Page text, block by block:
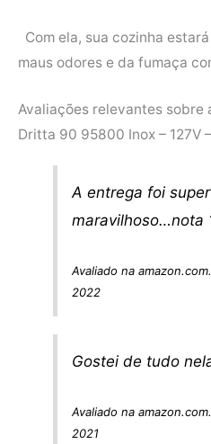
Com ela, sua cozinha
maus odores e da fumaça
Avaliações relevantes sobre
Dritta 90 95800 Inox – 127V
A entrega foi
maravilhoso…nota
Avaliado na
2022
Gostei de tudo
Avaliado na
2021